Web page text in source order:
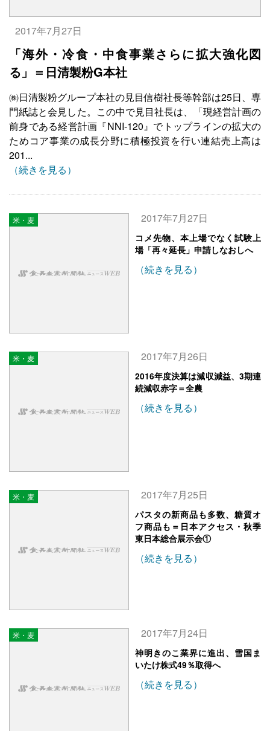
2017年7月27日
「海外・冷食・中食事業さらに拡大強化図
る」＝日清製粉G本社
㈱日清製粉グループ本社の見目信樹社長等幹部は25日、専
門紙誌と会見した。この中で見目社長は、「現経営計画の
前身である経営計画『NNI-120』でトップラインの拡大の
ためコア事業の成長分野に積極投資を行い連結売上高は
201...
（続きを見る）
米・麦 2017年7月27日
コメ先物、本上場でなく試験上
場「再々延長」申請しなおしへ
（続きを見る）
米・麦 2017年7月26日
2016年度決算は減収減益、3期連
続減収赤字＝全農
（続きを見る）
米・麦 2017年7月25日
パスタの新商品も多数、糖質オ
フ商品も＝日本アクセス・秋季
東日本総合展示会①
（続きを見る）
米・麦 2017年7月24日
神明きのこ業界に進出、雪国ま
いたけ株式49％取得へ
（続きを見る）